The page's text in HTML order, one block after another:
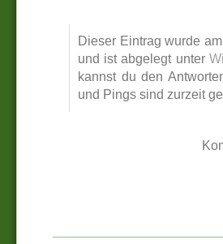
Dieser Eintrag wurde
und ist abgelegt unter
kannst du den
und Pings sind zurzeit